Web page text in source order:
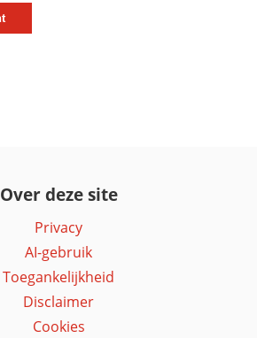
Over deze site
Privacy
AI-gebruik
Toegankelijkheid
Disclaimer
Cookies